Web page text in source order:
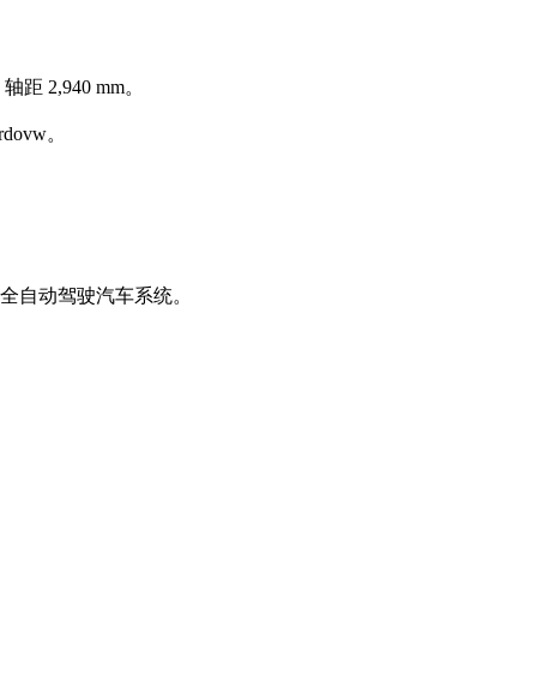
2,940 mm。
。
动驾驶汽车系统。